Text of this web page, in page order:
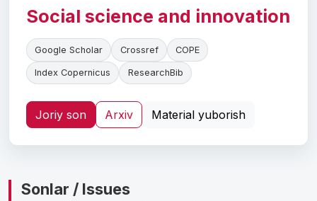
Social science and innovation
Google Scholar Crossref COPE
Index Copernicus ResearchBib
Joriy son Arxiv Material yuborish
Sonlar / Issues